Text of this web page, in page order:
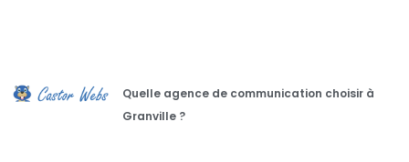
Quelle agence de communication choisir à
Granville ?